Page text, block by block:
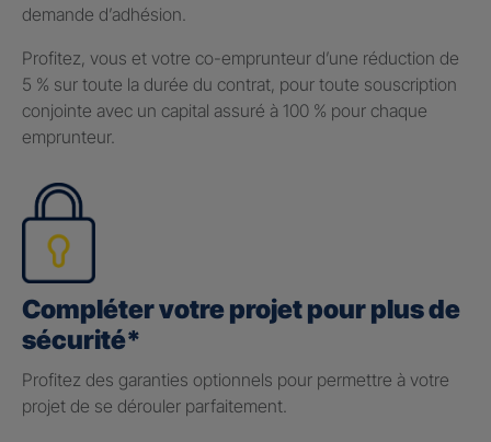
demande d’adhésion.
Profitez, vous et votre co-emprunteur d’une réduction de
5 % sur toute la durée du contrat, pour toute souscription
conjointe avec un capital assuré à 100 % pour chaque
emprunteur.
Compléter votre projet pour plus de
sécurité*
Profitez des garanties optionnels pour permettre à votre
projet de se dérouler parfaitement.